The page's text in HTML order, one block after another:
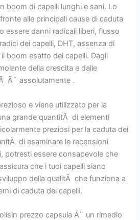
boom di capelli lunghi e sani. Lo
alle principali cause di caduta
essere danni radicali liberi, flusso
dei capelli, DHT, assenza di
boom esatto dei capelli. Dagli
della crescita e dalle
Ã¨ assolutamente .
e viene utilizzato per la
grande quantitÃ di elementi
preziosi per la caduta dei
di esaminare le recensioni
potresti essere consapevole che
che i tuoi capelli siano
della qualitÃ che funziona a
di caduta dei capelli.
prezzo capsula Ã¨ un rimedio